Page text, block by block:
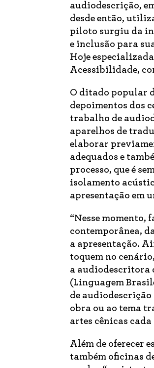
audiodescrição,
desde então,
piloto surgiu da
e inclusão para
Hoje
Acessibilidade,
O ditado popular
depoimentos dos
trabalho de
aparelhos de
elaborar
adequados e
processo, que é
isolamento
apresentação em
“Nesse momento,
contemporânea,
a apresentação.
toquem no
a audiodescritora
(Linguagem
de audiodescrição
obra ou ao tema
artes cênicas
Além de oferecer
também oficinas